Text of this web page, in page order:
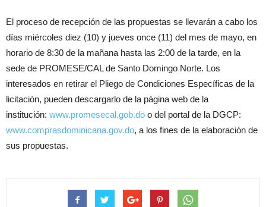
El proceso de recepción de las propuestas se llevarán a cabo los
días miércoles diez (10) y jueves once (11) del mes de mayo, en
horario de 8:30 de la mañana hasta las 2:00 de la tarde, en la
sede de PROMESE/CAL de Santo Domingo Norte. Los
interesados en retirar el Pliego de Condiciones Específicas de la
licitación, pueden descargarlo de la página web de la
institución: www.promesecal.gob.do o del portal de la DGCP:
www.comprasdominicana.gov.do, a los fines de la elaboración de
sus propuestas.